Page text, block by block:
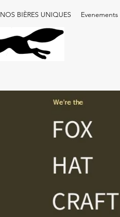
NOS BIÈRES UNIQUES Evenements